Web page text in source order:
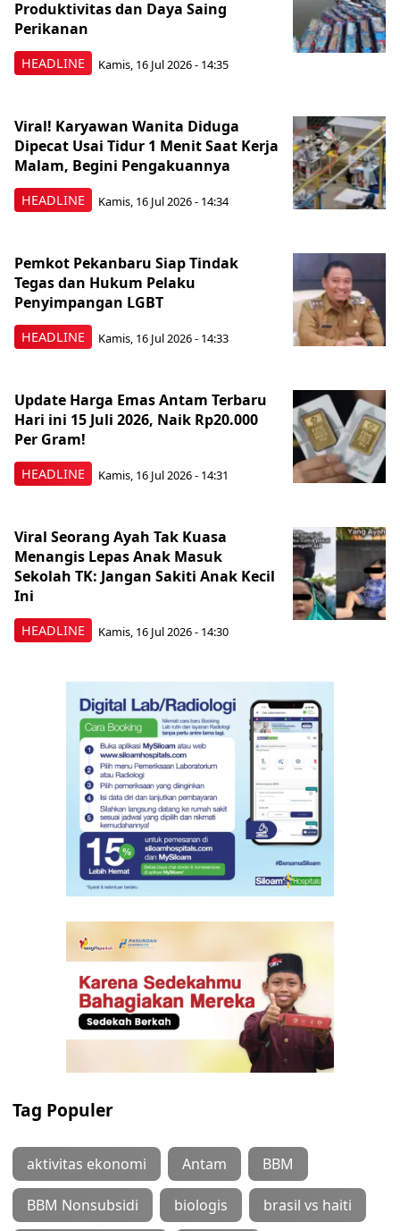
HEADLINE
Produktivitas dan Daya Saing
Perikanan
Kamis, 16 Jul 2026 - 14:35
HEADLINE
Viral! Karyawan Wanita Diduga
Dipecat Usai Tidur 1 Menit Saat Kerja
Malam, Begini Pengakuannya
Kamis, 16 Jul 2026 - 14:34
HEADLINE
Pemkot Pekanbaru Siap Tindak
Tegas dan Hukum Pelaku
Penyimpangan LGBT
Kamis, 16 Jul 2026 - 14:33
HEADLINE
Update Harga Emas Antam Terbaru
Hari ini 15 Juli 2026, Naik Rp20.000
Per Gram!
Kamis, 16 Jul 2026 - 14:31
HEADLINE
Viral Seorang Ayah Tak Kuasa
Menangis Lepas Anak Masuk
Sekolah TK: Jangan Sakiti Anak Kecil
Ini
Kamis, 16 Jul 2026 - 14:30
Tag Populer
aktivitas ekonomi Antam BBM
BBM Nonsubsidi biologis brasil vs haiti